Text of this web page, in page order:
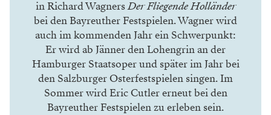
in Richard WagnersDer Fliegende Holländer
bei den Bayreuther Festspielen. Wagner wird
auch im kommenden Jahr ein Schwerpunkt:
Er wird ab Jänner den Lohengrin an der
Hamburger Staatsoper und später im Jahr bei
den Salzburger Osterfestspielen singen. Im
Sommer wird Eric Cutler erneut bei den
Bayreuther Festspielen zu erleben sein.